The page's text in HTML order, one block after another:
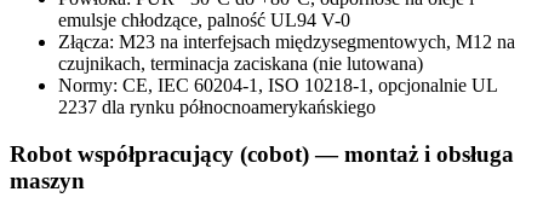
emulsje chłodzące, palność UL94 V-0
Złącza: M23 na interfejsach międzysegmentowych, M12 na
czujnikach, terminacja zaciskana (nie lutowana)
Normy: CE, IEC 60204-1, ISO 10218-1, opcjonalnie UL
2237 dla rynku północnoamerykańskiego
Robot współpracujący (cobot) — montaż i obsługa
maszyn